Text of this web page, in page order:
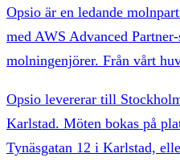
Opsio är en ledande
med AWS Advanced
molningenjörer. Från vårt
Opsio levererar till
Karlstad. Möten bokas på
Tynäsgatan 12 i Karlstad,